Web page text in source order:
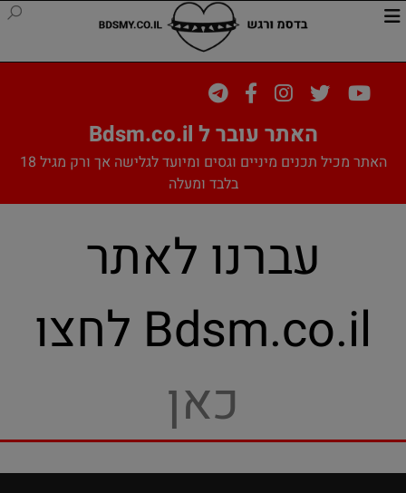
האתר עובר ל Bdsm.co.il
האתר מכיל תכנים מיניים וגסים ומיועד לגלישה אך ורק מגיל 18
בלבד ומעלה
עברנו לאתר
Bdsm.co.il לחצו
כאן